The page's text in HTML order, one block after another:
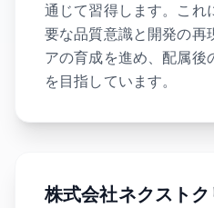
通じて習得します。これ
要な品質意識と開発の再
アの育成を進め、配属後
を目指しています。
株式会社ネクストク